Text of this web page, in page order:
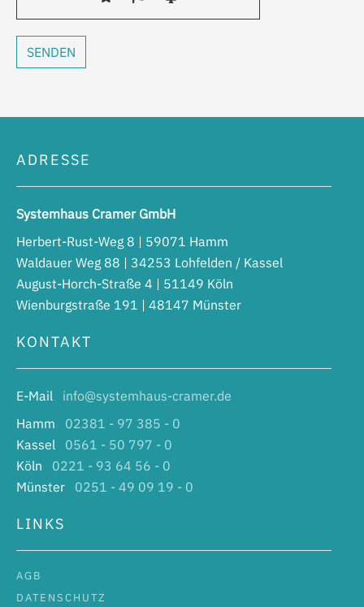
ADRESSE
Systemhaus Cramer GmbH
Herbert-Rust-Weg 8 | 59071 Hamm
Waldauer Weg 88 | 34253 Lohfelden / Kassel
August-Horch-Straße 4 | 51149 Köln
Wienburgstraße 191 | 48147 Münster
KONTAKT
E-Mail info@systemhaus-cramer.de
Hamm 02381 - 97 385 - 0
Kassel 0561 - 50 797 - 0
Köln 0221 - 93 64 56 - 0
Münster 0251 - 49 09 19 - 0
LINKS
AGB
DATENSCHUTZ